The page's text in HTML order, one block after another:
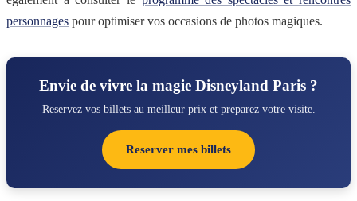
personnages pour optimiser vos occasions de photos magiques.
Envie de vivre la magie Disneyland Paris ?
Reservez vos billets au meilleur prix et preparez votre visite.
Reserver mes billets